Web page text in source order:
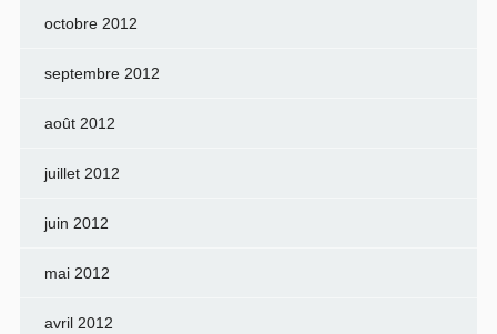
octobre 2012
septembre 2012
août 2012
juillet 2012
juin 2012
mai 2012
avril 2012